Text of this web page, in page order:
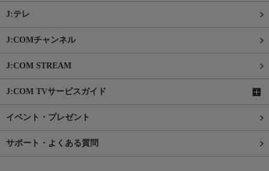
J:テレ
J:COMチャンネル
J:COM STREAM
J:COM TVサービスガイド
イベント・プレゼント
サポート・よくある質問